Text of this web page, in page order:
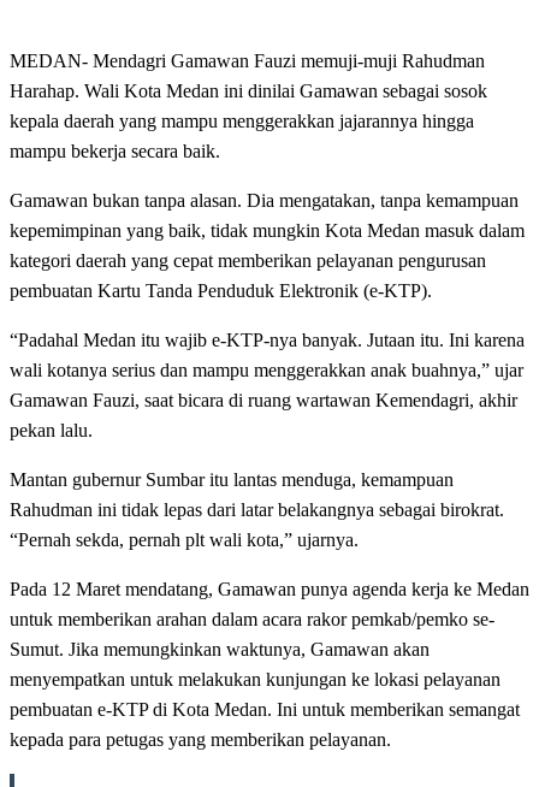
MEDAN- Mendagri Gamawan Fauzi memuji-muji Rahudman
Harahap. Wali Kota Medan ini dinilai Gamawan sebagai sosok
kepala daerah yang mampu menggerakkan jajarannya hingga
mampu bekerja secara baik.
Gamawan bukan tanpa alasan. Dia mengatakan, tanpa kemampuan
kepemimpinan yang baik, tidak mungkin Kota Medan masuk dalam
kategori daerah yang cepat memberikan pelayanan pengurusan
pembuatan Kartu Tanda Penduduk Elektronik (e-KTP).
“Padahal Medan itu wajib e-KTP-nya banyak. Jutaan itu. Ini karena
wali kotanya serius dan mampu menggerakkan anak buahnya,” ujar
Gamawan Fauzi, saat bicara di ruang wartawan Kemendagri, akhir
pekan lalu.
Mantan gubernur Sumbar itu lantas menduga, kemampuan
Rahudman ini tidak lepas dari latar belakangnya sebagai birokrat.
“Pernah sekda, pernah plt wali kota,” ujarnya.
Pada 12 Maret mendatang, Gamawan punya agenda kerja ke Medan
untuk memberikan arahan dalam acara rakor pemkab/pemko se-
Sumut. Jika memungkinkan waktunya, Gamawan akan
menyempatkan untuk melakukan kunjungan ke lokasi pelayanan
pembuatan e-KTP di Kota Medan. Ini untuk memberikan semangat
kepada para petugas yang memberikan pelayanan.